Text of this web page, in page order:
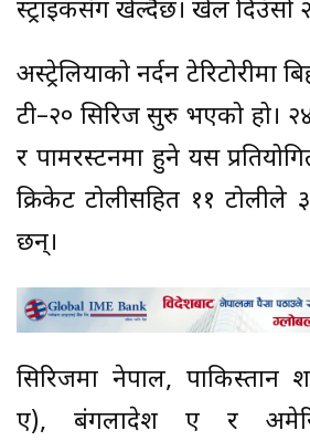
स्ट्राइकसँग खेल्दैछ। खेल
अस्ट्रेलियाको नर्दन टेरिटोरीमा
टी–२० सिरिज सुरु भएको हो।
र पामरस्टनमा हुने यस
क्रिकेट टोलीसहित ११
छन्।
सिरिजमा नेपाल, पाकिस्तान
ए), बंगलादेश ए र